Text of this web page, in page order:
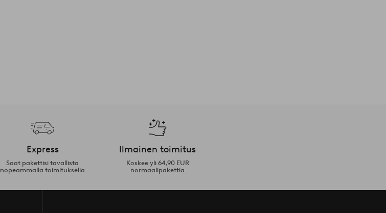
Express
Saat pakettisi tavallista
nopeammalla toimituksella
Ilmainen toimitus
Koskee yli 64,90 EUR
normaalipakettia